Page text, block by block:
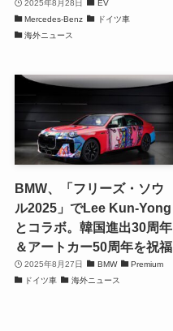
2025年8月28日
EV
Mercedes-Benz
ドイツ車
海外ニュース
BMW、「フリーズ・ソウ
ル2025」でLee Kun-Yong
とコラボ。韓国進出30周年
＆アートカー50周年を祝福
2025年8月27日 BMW
Premium
ドイツ車
海外ニュース